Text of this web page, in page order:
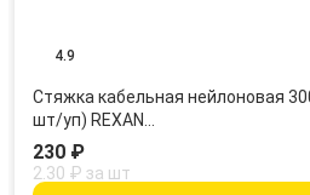
4.9
Стяжка кабельная нейлоновая
шт/уп) REXAN…
230 ₽
2.30 ₽ за шт